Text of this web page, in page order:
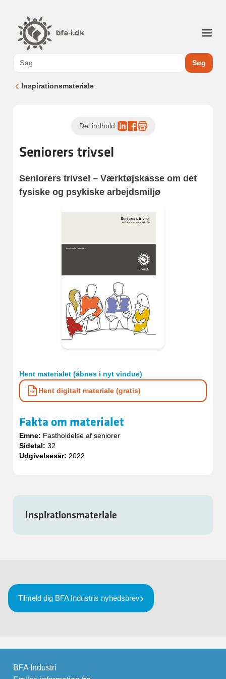
Søg
Inspirationsmateriale
Inspirationsmateriale
Seniorers trivsel
Del indhold:
Seniorers trivsel – Værktøjskasse om det
fysiske og psykiske arbejdsmiljø
Hent materialet (åbnes i nyt vindue)
Hent digitalt materiale (gratis)
Fakta om materialet
Emne: Fastholdelse af seniorer
Sidetal: 32
Udgivelsesår: 2022
Tilmeld dig BFA Industris nyhedsbrev
BFA Industri